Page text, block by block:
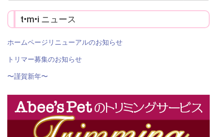
t•m•i ニュース
ホームページリニューアルのお知らせ
トリマー募集のお知らせ
〜謹賀新年〜